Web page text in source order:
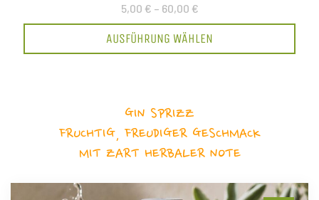
5,00 € – 60,00 €
AUSFÜHRUNG WÄHLEN
GIN SPRIZZ
FRUCHTIG, FREUDIGER GESCHMACK
MIT ZART HERBALER NOTE